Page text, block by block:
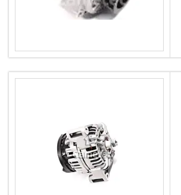
Віскомуфти
Рульові накінечники
Водяні насоси
Форсунки
Випускна система
Запчастини до імпортної